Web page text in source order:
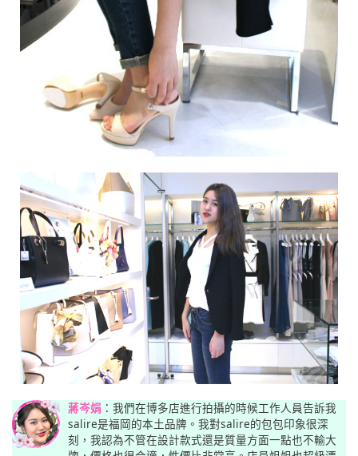
蔣岑娟 ：我們在博多店進行拍攝的時候工作人員告訴我
salire是福岡的本土品牌。我對salire的包包印象很深
刻，我認為不管在設計款式還是質量方面一點也不輸大